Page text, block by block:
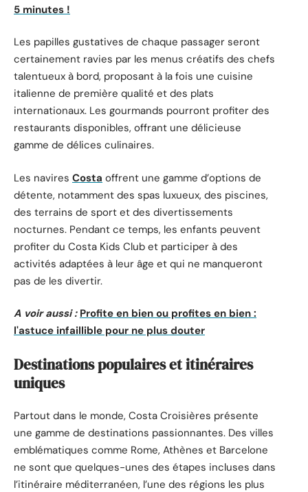
5 minutes !
Les papilles gustatives de chaque passager seront
certainement ravies par les menus créatifs des chefs
talentueux à bord, proposant à la fois une cuisine
italienne de première qualité et des plats
internationaux. Les gourmands pourront profiter des
restaurants disponibles, offrant une délicieuse
gamme de délices culinaires.
Les navires Costa offrent une gamme d’options de
détente, notamment des spas luxueux, des piscines,
des terrains de sport et des divertissements
nocturnes. Pendant ce temps, les enfants peuvent
profiter du Costa Kids Club et participer à des
activités adaptées à leur âge et qui ne manqueront
pas de les divertir.
A voir aussi : Profite en bien ou profites en bien :
l'astuce infaillible pour ne plus douter
Destinations populaires et itinéraires
uniques
Partout dans le monde, Costa Croisières présente
une gamme de destinations passionnantes. Des villes
emblématiques comme Rome, Athènes et Barcelone
ne sont que quelques-unes des étapes incluses dans
l’itinéraire méditerranéen, l’une des régions les plus